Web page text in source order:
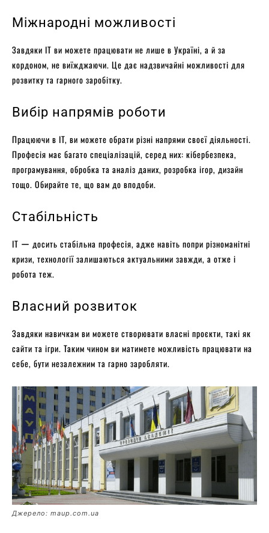
Міжнародні можливості
Завдяки IT ви можете працювати не лише в Україні, а й за
кордоном, не виїжджаючи. Це дає надзвичайні можливості для
розвитку та гарного заробітку.
Вибір напрямів роботи
Працюючи в IT, ви можете обрати різні напрями своєї діяльності.
Професія має багато спеціалізацій, серед них: кібербезпека,
програмування, обробка та аналіз даних, розробка ігор, дизайн
тощо. Обирайте те, що вам до вподоби.
Стабільність
IT ー досить стабільна професія, адже навіть попри різноманітні
кризи, технології залишаються актуальними завжди, а отже і
робота теж.
Власний розвиток
Завдяки навичкам ви можете створювати власні проєкти, такі як
сайти та ігри. Таким чином ви матимете можливість працювати на
себе, бути незалежним та гарно заробляти.
Джерело: maup.com.ua